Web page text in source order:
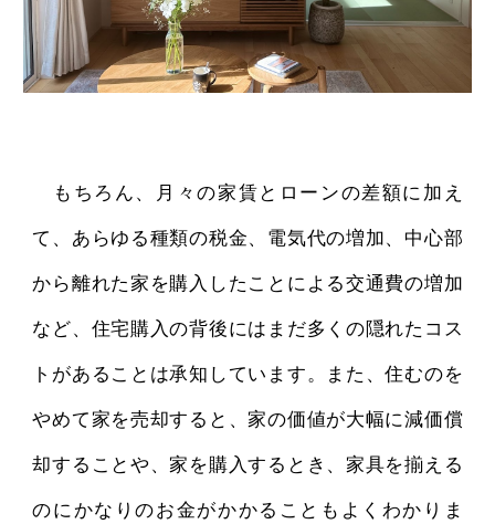
もちろん、月々の家賃とローンの差額に加え
て、あらゆる種類の税金、電気代の増加、中心部
から離れた家を購入したことによる交通費の増加
など、住宅購入の背後にはまだ多くの隠れたコス
トがあることは承知しています。また、住むのを
やめて家を売却すると、家の価値が大幅に減価償
却することや、家を購入するとき、家具を揃える
のにかなりのお金がかかることもよくわかりま